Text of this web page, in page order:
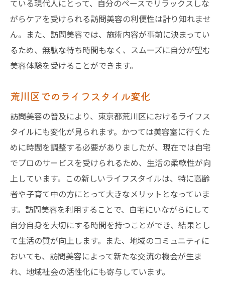
ている現代人にとって、自分のペースでリラックスしな
がらケアを受けられる訪問美容の利便性は計り知れませ
ん。また、訪問美容では、施術内容が事前に決まってい
るため、無駄な待ち時間もなく、スムーズに自分が望む
美容体験を受けることができます。
荒川区でのライフスタイル変化
訪問美容の普及により、東京都荒川区におけるライフス
タイルにも変化が見られます。かつては美容室に行くた
めに時間を調整する必要がありましたが、現在では自宅
でプロのサービスを受けられるため、生活の柔軟性が向
上しています。この新しいライフスタイルは、特に高齢
者や子育て中の方にとって大きなメリットとなっていま
す。訪問美容を利用することで、自宅にいながらにして
自分自身を大切にする時間を持つことができ、結果とし
て生活の質が向上します。また、地域のコミュニティに
おいても、訪問美容によって新たな交流の機会が生ま
れ、地域社会の活性化にも寄与しています。